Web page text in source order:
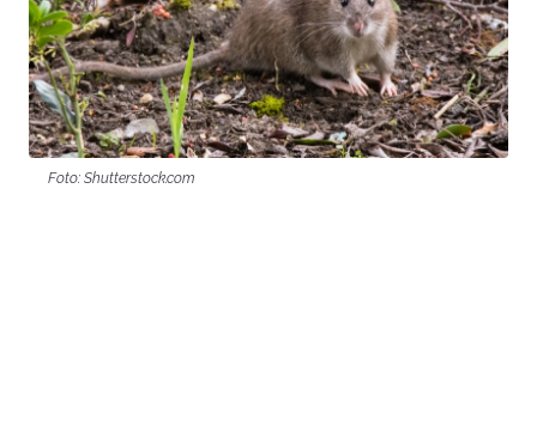
Foto: Shutterstock.com